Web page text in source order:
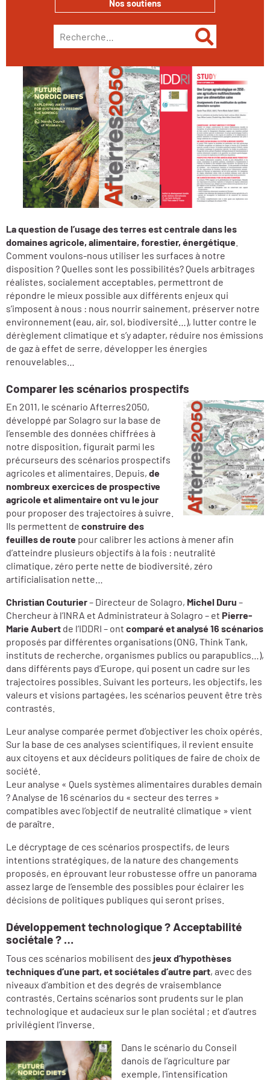
Nos soutiens
Afterres2050| Agroécologie Alimentation
La question de l’usage des terres est centrale dans les
domaines agricole, alimentaire, forestier, énergétique
Comment voulons-nous utiliser les surfaces à notre
disposition ? Quelles sont les possibilités? Quels arbitrages
réalistes, socialement acceptables, permettront de
répondre le mieux possible aux différents enjeux qui
s’imposent à nous : nous nourrir sainement, préserver notre
environnement (eau, air, sol, biodiversité…), lutter contre le
dérèglement climatique et s’y adapter, réduire nos émissions
de gaz à effet de serre, développer les énergies
renouvelables…
Comparer les scénarios prospectifs
En 2011, le scénario Afterres2050,
développé par Solagro sur la base de
l’ensemble des données chiffrées à
notre disposition, figurait parmi les
précurseurs des scénarios prospectifs
agricoles et alimentaires. Depuis, de
nombreux exercices de prospective
agricole et alimentaire ont vu le jour
pour proposer des trajectoires à suivre.
Ils permettent de construire des
feuilles de route pour calibrer les actions à mener afin
d’atteindre plusieurs objectifs à la fois : neutralité
climatique, zéro perte nette de biodiversité, zéro
artificialisation nette…
Christian Couturier– Directeur de Solagro, Michel Duru –
Chercheur à l’INRA et Administrateur à Solagro – et Pierre-
Marie Aubert de l’IDDRI – ont comparé et analysé16 scénarios
proposés par différentes organisations (ONG, Think Tank,
instituts de recherche, organismes publics ou parapublics…),
dans différents pays d’Europe, qui posent un cadre sur les
trajectoires possibles. Suivant les porteurs, les objectifs, les
valeurs et visions partagées, les scénarios peuvent être très
contrastés.
Leur analyse comparée permet d’objectiver les choix opérés.
Sur la base de ces analyses scientifiques, il revient ensuite
aux citoyens et aux décideurs politiques de faire de choix de
société.
Leur analyse « Quels systèmes alimentaires durables demain
? Analyse de 16 scénarios du « secteur des terres »
compatibles avec l’objectif de neutralité climatique » vient
de paraître.
Le décryptage de ces scénarios prospectifs, de leurs
intentions stratégiques, de la nature des changements
proposés, en éprouvant leur robustesse offre un panorama
assez large de l’ensemble des possibles pour éclairer les
décisions de politiques publiques qui seront prises.
Développement technologique ? Acceptabilité
sociétale ? …
Tous ces scénarios mobilisent des jeux d’hypothèses
techniques d’une part, et sociétales d’autre part, avec des
niveaux d’ambition et des degrés de vraisemblance
contrastés. Certains scénarios sont prudents sur le plan
technologique et audacieux sur le plan sociétal ; et d’autres
privilégient l’inverse.
Dans le scénario du Conseil
danois de l’agriculture par
exemple, l’intensification